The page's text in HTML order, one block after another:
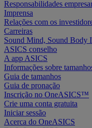
Responsabilidades
Imprensa
Relações com os
Carreiras
Sound Mind, Sound Body
ASICS conselho
A app ASICS
Informações sobre
Guia de tamanhos
Guia de pronação
Inscrição no OneASICS™
Crie uma conta gratuita
Iniciar sessão
Acerca do OneASICS